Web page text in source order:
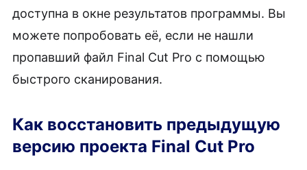
доступна в окне результатов программы. Вы
можете попробовать её, если не нашли
пропавший файл Final Cut Pro с помощью
быстрого сканирования.
Как восстановить предыдущую
версию проекта Final Cut Pro